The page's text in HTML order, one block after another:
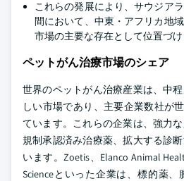
これらの発展により、サウジア
間において、中東・アフリカ地
市場の主要な存在として位置づけ
ペットがん治療市場のシェア
世界のペットがん治療産業は、中
しい市場であり、主要企業数社が
ています。これらの企業は、強力な
規制承認済み治療薬、拡大する診
います。 Zoetis、Elanco Animal
Scienceといった企業は、標的薬